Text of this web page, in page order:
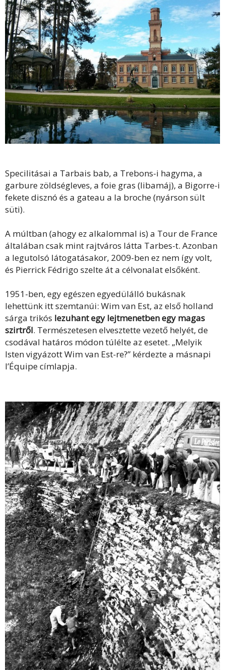
Specilitásai a Tarbais bab, a Trebons-i hagyma, a
garbure zöldségleves, a foie gras (libamáj), a Bigorre-i
fekete disznó és a gateau a la broche (nyárson sült
süti).
A múltban (ahogy ez alkalommal is) a Tour de France
általában csak mint rajtváros látta Tarbes-t. Azonban
a legutolsó látogatásakor, 2009-ben ez nem így volt,
és Pierrick Fédrigo szelte át a célvonalat elsőként.
1951-ben, egy egészen egyedülálló bukásnak
lehettünk itt szemtanúi: Wim van Est, az első holland
sárga trikós lezuhant egy lejtmenetben egy magas
szirtről. Természetesen elvesztette vezető helyét, de
csodával határos módon túlélte az esetet. „Melyik
Isten vigyázott Wim van Est-re?” kérdezte a másnapi
l’Équipe címlapja.